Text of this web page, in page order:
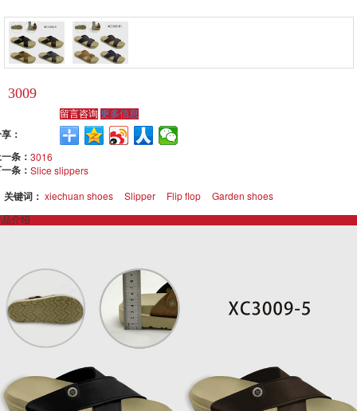
3009
留言咨询 更多信息
：
条： 3016
条： Slice slippers
关键词： xiechuan shoes Slipper Flip flop Garden shoes
介绍